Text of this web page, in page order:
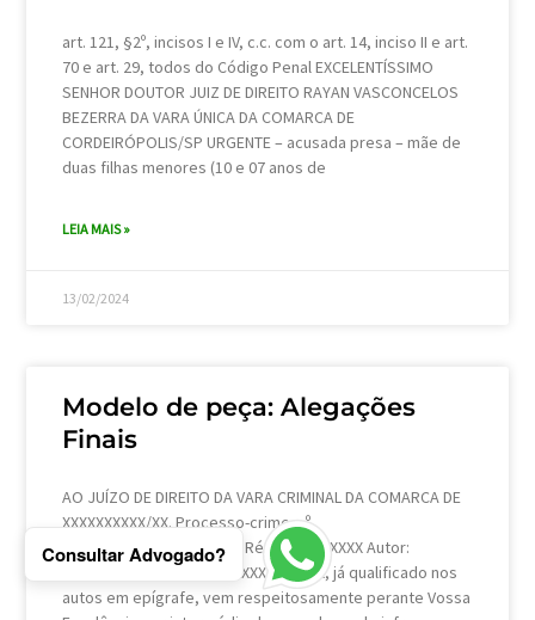
art. 121, §2º, incisos I e IV, c.c. com o art. 14, inciso II e art.
70 e art. 29, todos do Código Penal EXCELENTÍSSIMO
SENHOR DOUTOR JUIZ DE DIREITO RAYAN VASCONCELOS
BEZERRA DA VARA ÚNICA DA COMARCA DE
CORDEIRÓPOLIS/SP URGENTE – acusada presa – mãe de
duas filhas menores (10 e 07 anos de
LEIA MAIS »
13/02/2024
Modelo de peça: Alegações
Finais
AO JUÍZO DE DIREITO DA VARA CRIMINAL DA COMARCA DE
XXXXXXXXXX/XX. Processo-crime n.º
xxxxxxxxxxxxxxxxxxxxxxxxx Réu: XXXXXXXXXX Autor:
XXXXXXXXXXXXX XXXXXXXXXXXXXXXXXX, já qualificado nos
autos em epígrafe, vem respeitosamente perante Vossa
Consultar Advogado?